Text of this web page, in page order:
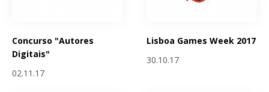
Concurso "Autores
Digitais"
02.11.17
Lisboa Games Week 2017
30.10.17